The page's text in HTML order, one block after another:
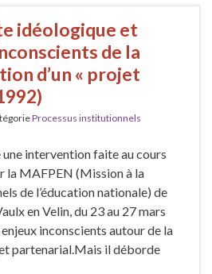
idéologique et
de la
d’un « projet
Processus institutionnels
intervention faite au cours
la MAFPEN (Mission à la
de l’éducation nationale) de
en Velin, du 23 au 27 mars
inconscients autour de la
partenarial.Mais il déborde